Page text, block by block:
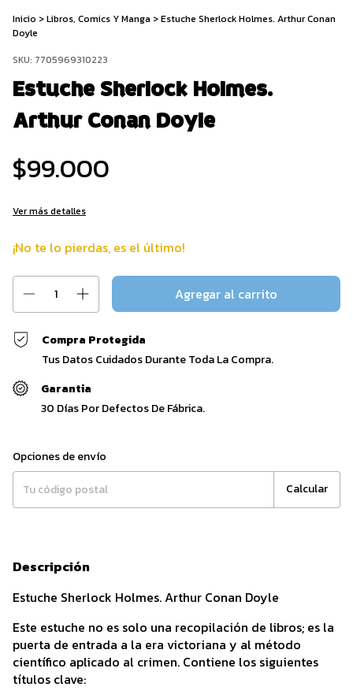
Inicio >Libros, Comics Y Manga >Estuche Sherlock Holmes. Arthur Conan
Doyle
SKU: 7705969310223
Estuche Sherlock Holmes.
Arthur Conan Doyle
$99.000
Ver más detalles
¡No te lo pierdas, es el último!
Compra Protegida
Tus Datos Cuidados Durante Toda La Compra.
Garantia
30 Días Por Defectos De Fábrica.
Entregas para el CP:
Opciones de envío
Calcular
Descripción
Estuche Sherlock Holmes. Arthur Conan Doyle
Este estuche no es solo una recopilación de libros; es la
puerta de entrada a la era victoriana y al método
científico aplicado al crimen. Contiene los siguientes
títulos clave: